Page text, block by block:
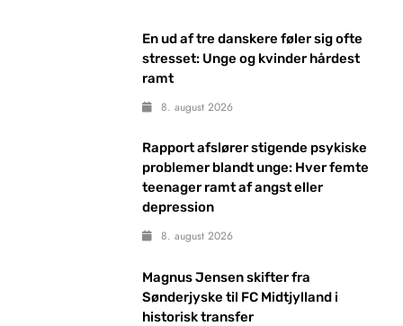
En ud af tre danskere føler sig ofte
stresset: Unge og kvinder hårdest
ramt
8. august 2026
Rapport afslører stigende psykiske
problemer blandt unge: Hver femte
teenager ramt af angst eller
depression
8. august 2026
Magnus Jensen skifter fra
Sønderjyske til FC Midtjylland i
historisk transfer